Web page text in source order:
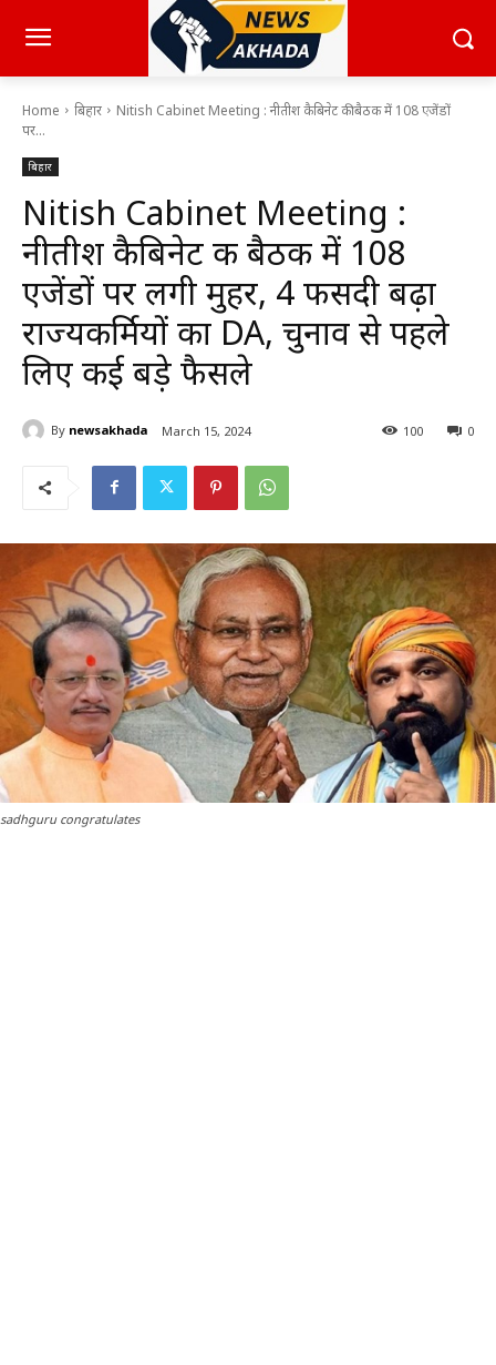
Home बिहार
Nitish Cabinet Meeting : नीतीश कैबिनेट की बैठक में 108 एजेंडों
पर...
बिहार
Nitish Cabinet Meeting :
नीतीश कैबिनेट की बैठक में 108
एजेंडों पर लगी मुहर, 4 फीसदी बढ़ा
राज्यकर्मियों का DA, चुनाव से पहले
लिए कई बड़े फैसले
By newsakhada March 15, 2024 0
100
sadhguru congratulates